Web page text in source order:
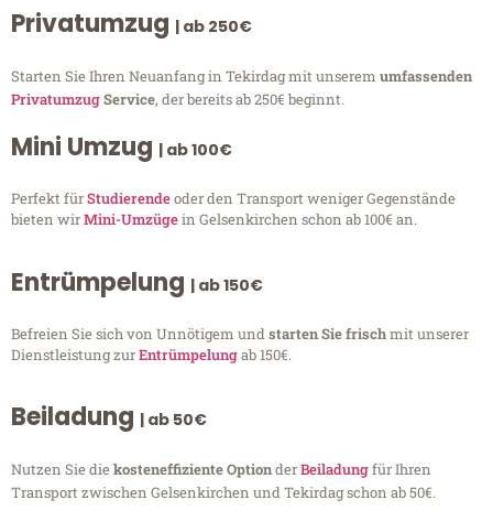
Privatumzug | ab 250€
Starten Sie Ihren Neuanfang in Tekirdag mit unserem umfassenden
PrivatumzugService, der bereits ab 250€ beginnt.
Mini Umzug | ab 100€
Perfekt fürStudierendeoder den Transport weniger Gegenstände
bieten wirMini-Umzügein Gelsenkirchen schon ab 100€ an.
Entrümpelung | ab 150€
Befreien Sie sich von Unnötigem undstarten Sie frischmit unserer
Dienstleistung zurEntrümpelungab 150€.
Beiladung | ab 50€
Nutzen Sie diekosteneffiziente OptionderBeiladungfür Ihren
Transport zwischen Gelsenkirchen und Tekirdag schon ab 50€.